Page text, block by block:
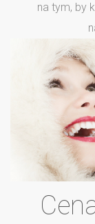
na tym, by